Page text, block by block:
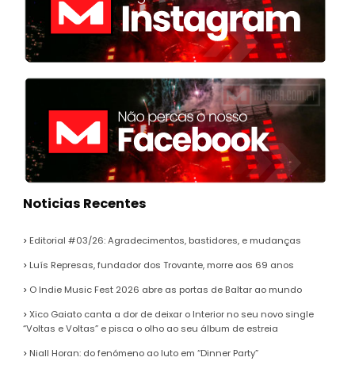
Noticias Recentes
Editorial #03/26: Agradecimentos, bastidores, e mudanças
Luís Represas, fundador dos Trovante, morre aos 69 anos
O Indie Music Fest 2026 abre as portas de Baltar ao mundo
Xico Gaiato canta a dor de deixar o Interior no seu novo single
“Voltas e Voltas” e pisca o olho ao seu álbum de estreia
Niall Horan: do fenómeno ao luto em “Dinner Party”